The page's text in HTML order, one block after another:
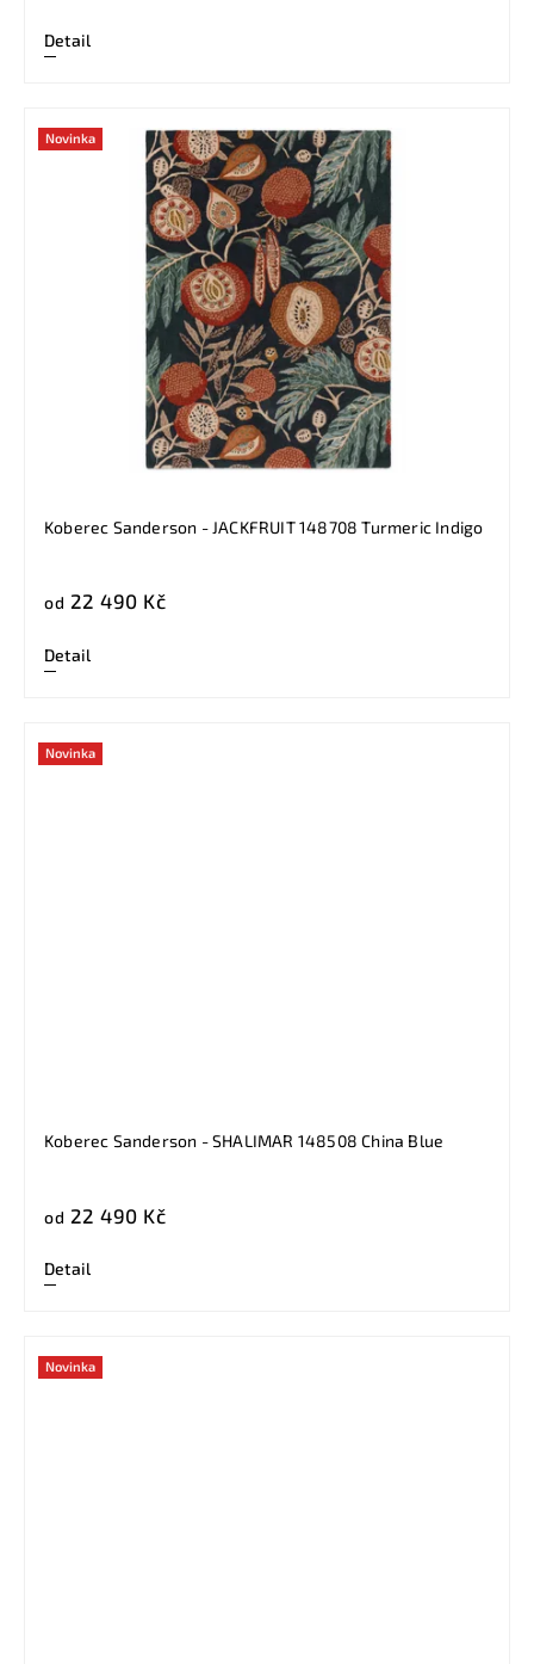
Detail
Novinka
Koberec Sanderson - JACKFRUIT 148708 Turmeric Indigo
od 22 490 Kč
Detail
Novinka
Koberec Sanderson - SHALIMAR 148508 China Blue
od 22 490 Kč
Detail
Novinka